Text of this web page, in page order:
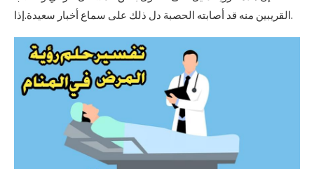
القريبين منه قد أصابته الحصبة دل ذلك على سماع أخبار سعيدة.إذا.